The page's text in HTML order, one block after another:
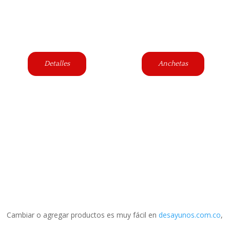
Detalles Anchetas
Cambiar o agregar productos es muy fácil endesayunos.com.co,